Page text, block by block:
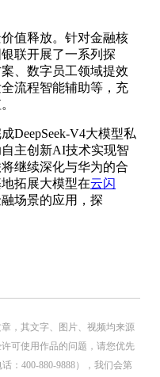
值释放。针对金融核
联开展了一系列探
、数字员工领域提效
流程智能辅助等，充
DeepSeek-V4大模型私
主创新AI技术实现智
继续深化与华为的合
拓展大模型在云闪
场景的应用，探
，其文字、图片、视频均来源
可使用作品的问题，请您优先
：400-880-9888），我们会第